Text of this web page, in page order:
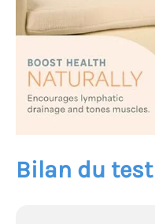
Bilan du test